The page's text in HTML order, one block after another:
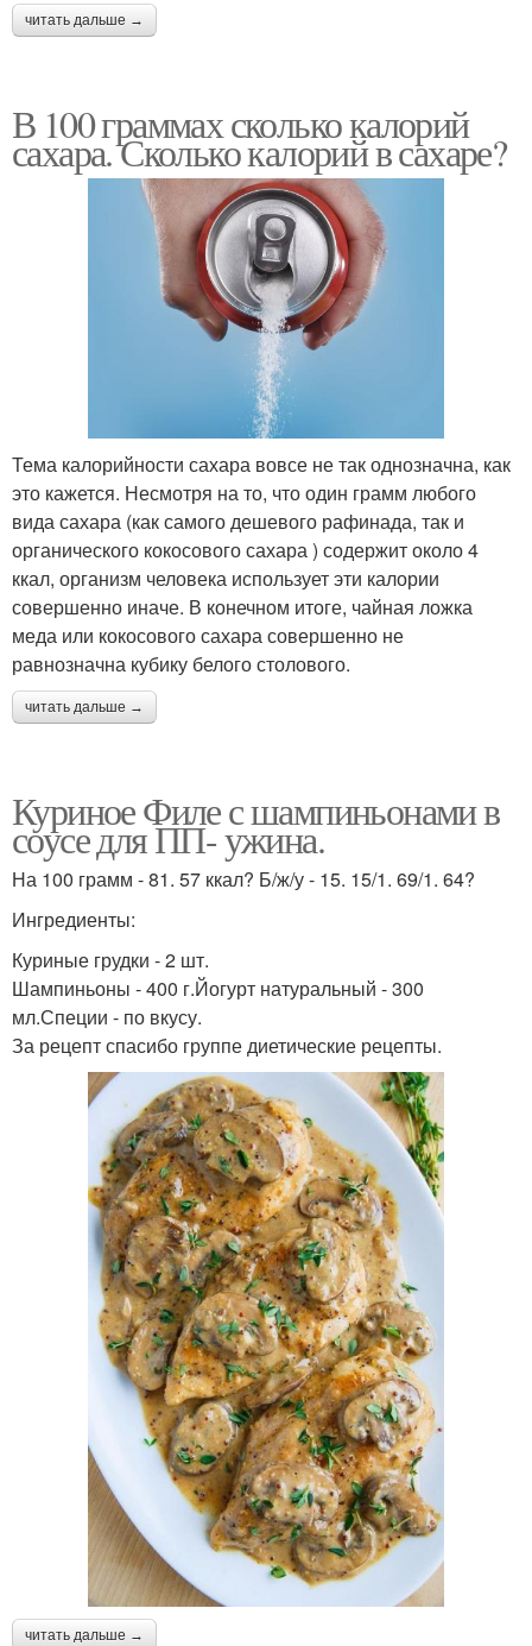
читать дальше →
В 100 граммах сколько калорий
сахара. Сколько калорий в сахаре?
Тема калорийности сахара вовсе не так однозначна, как
это кажется. Несмотря на то, что один грамм любого
вида сахара (как самого дешевого рафинада, так и
органического кокосового сахара ) содержит около 4
ккал, организм человека использует эти калории
совершенно иначе. В конечном итоге, чайная ложка
меда или кокосового сахара совершенно не
равнозначна кубику белого столового.
читать дальше →
Куриное Филе с шампиньонами в
соусе для ПП- ужина.
На 100 грамм - 81. 57 ккал? Б/ж/у - 15. 15/1. 69/1. 64?
Ингредиенты:
Куриные грудки - 2 шт.
Шампиньоны - 400 г.Йогурт натуральный - 300
мл.Специи - по вкусу.
За рецепт спасибо группе диетические рецепты.
читать дальше →